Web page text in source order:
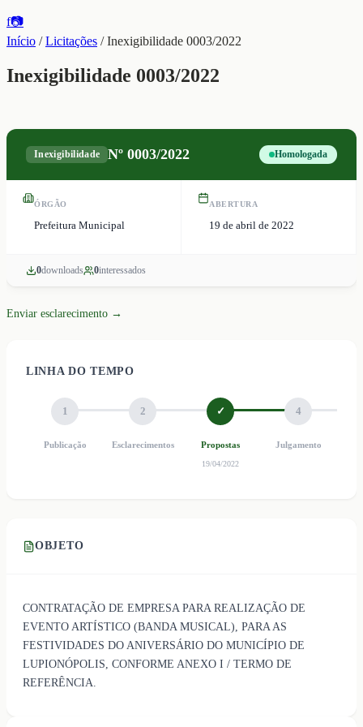
f📷
Início /Licitações /Inexigibilidade 0003/2022
Inexigibilidade 0003/2022
Inexigibilidade Nº0003/2022 Homologada
ÓRGÃO
Prefeitura Municipal
ABERTURA
19 de abril de 2022
0downloads 0interessados
Enviar esclarecimento →
LINHA DO TEMPO
1
Publicação
2
Esclarecimentos
✓
Propostas
19/04/2022
4
Julgamento
OBJETO
CONTRATAÇÃO DE EMPRESA PARA REALIZAÇÃO DE
EVENTO ARTÍSTICO (BANDA MUSICAL), PARA AS
FESTIVIDADES DO ANIVERSÁRIO DO MUNICÍPIO DE
LUPIONÓPOLIS, CONFORME ANEXO I / TERMO DE
REFERÊNCIA.